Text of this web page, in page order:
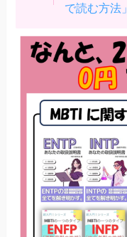
で読む方法」